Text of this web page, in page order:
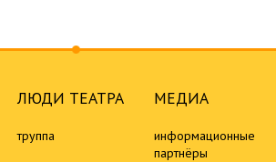
ЛЮДИ ТЕАТРА
труппа
МЕДИА
информационные
партнёры